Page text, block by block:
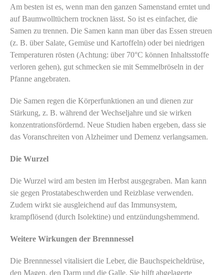
Am besten ist es, wenn man den ganzen Samenstand erntet und
auf Baumwolltüchern trocknen lässt. So ist es einfacher, die
Samen zu trennen. Die Samen kann man über das Essen streuen
(z. B. über Salate, Gemüse und Kartoffeln) oder bei niedrigen
Temperaturen rösten (Achtung: über 70°C können Inhaltsstoffe
verloren gehen), gut schmecken sie mit Semmelbröseln in der
Pfanne angebraten.
Die Samen regen die Körperfunktionen an und dienen zur
Stärkung, z. B. während der Wechseljahre und sie wirken
konzentrationsfördernd. Neue Studien haben ergeben, dass sie
das Voranschreiten von Alzheimer und Demenz verlangsamen.
Die Wurzel
Die Wurzel wird am besten im Herbst ausgegraben. Man kann
sie gegen Prostatabeschwerden und Reizblase verwenden.
Zudem wirkt sie ausgleichend auf das Immunsystem,
krampflösend (durch Isolektine) und entzündungshemmend.
Weitere Wirkungen der Brennnessel
Die Brennnessel vitalisiert die Leber, die Bauchspeicheldrüse,
den Magen, den Darm und die Galle. Sie hilft abgelagerte